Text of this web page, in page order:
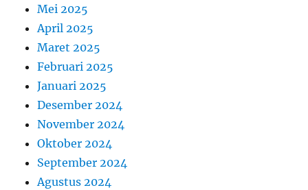
Mei 2025
April 2025
Maret 2025
Februari 2025
Januari 2025
Desember 2024
November 2024
Oktober 2024
September 2024
Agustus 2024